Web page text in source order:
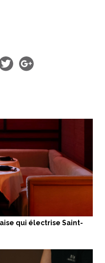
qui électrise Saint-